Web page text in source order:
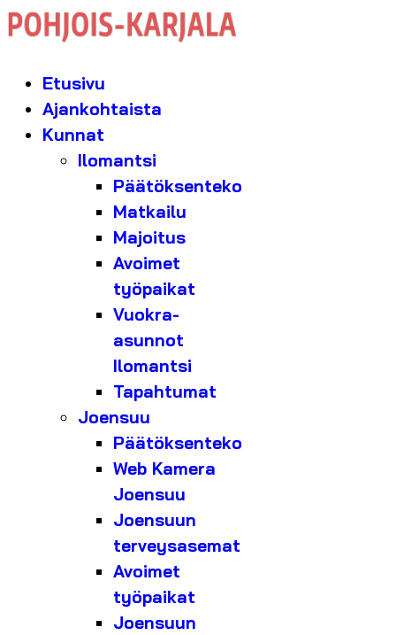
Etusivu
Ajankohtaista
Kunnat
Ilomantsi
Päätöksenteko
Matkailu
Majoitus
Avoimet
työpaikat
Vuokra-
asunnot
Ilomantsi
Tapahtumat
Joensuu
Päätöksenteko
Web Kamera
Joensuu
Joensuun
terveysasemat
Avoimet
työpaikat
Joensuun